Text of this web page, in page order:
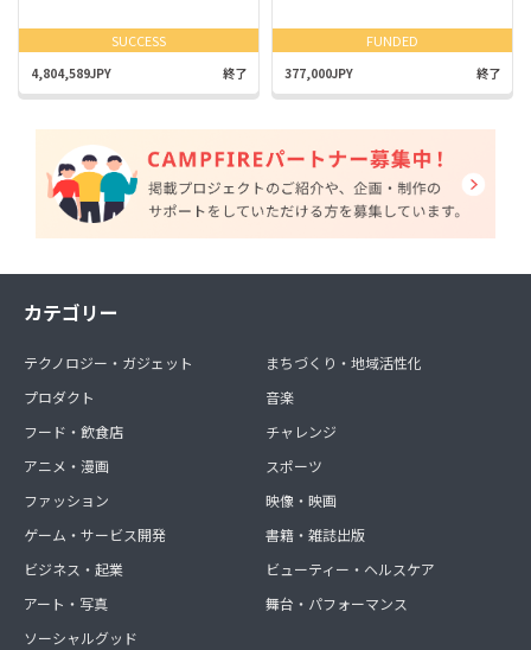
SUCCESS
4,804,589JPY 終了
FUNDED
377,000JPY 終了
カテゴリー
テクノロジー・ガジェット
プロダクト
フード・飲食店
アニメ・漫画
ファッション
ゲーム・サービス開発
ビジネス・起業
アート・写真
ソーシャルグッド
まちづくり・地域活性化
音楽
チャレンジ
スポーツ
映像・映画
書籍・雑誌出版
ビューティー・ヘルスケア
舞台・パフォーマンス